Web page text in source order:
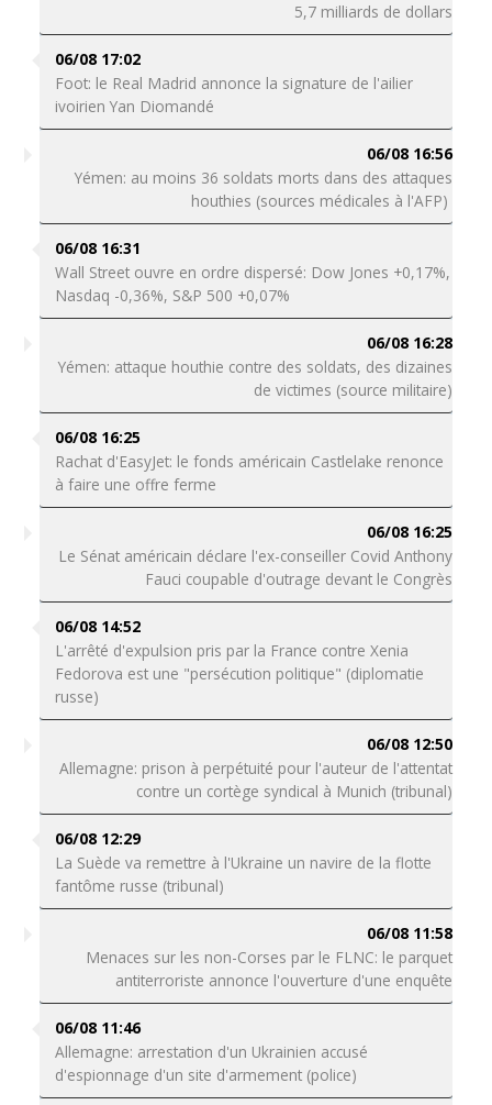
5,7 milliards de dollars
06/08 17:02
Foot: le Real Madrid annonce la signature de l'ailier
ivoirien Yan Diomandé
06/08 16:56
Yémen: au moins 36 soldats morts dans des attaques
houthies (sources médicales à l'AFP)
06/08 16:31
Wall Street ouvre en ordre dispersé: Dow Jones +0,17%,
Nasdaq -0,36%, S&P 500 +0,07%
06/08 16:28
Yémen: attaque houthie contre des soldats, des dizaines
de victimes (source militaire)
06/08 16:25
Rachat d'EasyJet: le fonds américain Castlelake renonce
à faire une offre ferme
06/08 16:25
Le Sénat américain déclare l'ex-conseiller Covid Anthony
Fauci coupable d'outrage devant le Congrès
06/08 14:52
L'arrêté d'expulsion pris par la France contre Xenia
Fedorova est une "persécution politique" (diplomatie
russe)
06/08 12:50
Allemagne: prison à perpétuité pour l'auteur de l'attentat
contre un cortège syndical à Munich (tribunal)
06/08 12:29
La Suède va remettre à l'Ukraine un navire de la flotte
fantôme russe (tribunal)
06/08 11:58
Menaces sur les non-Corses par le FLNC: le parquet
antiterroriste annonce l'ouverture d'une enquête
06/08 11:46
Allemagne: arrestation d'un Ukrainien accusé
d'espionnage d'un site d'armement (police)